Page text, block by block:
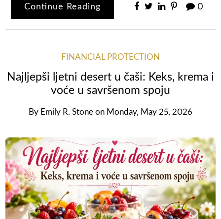
Continue Reading 0
FINANCIAL PROTECTION
Najljepši ljetni desert u čaši: Keks, krema i
voće u savršenom spoju
By Emily R. Stone on Monday, May 25, 2026